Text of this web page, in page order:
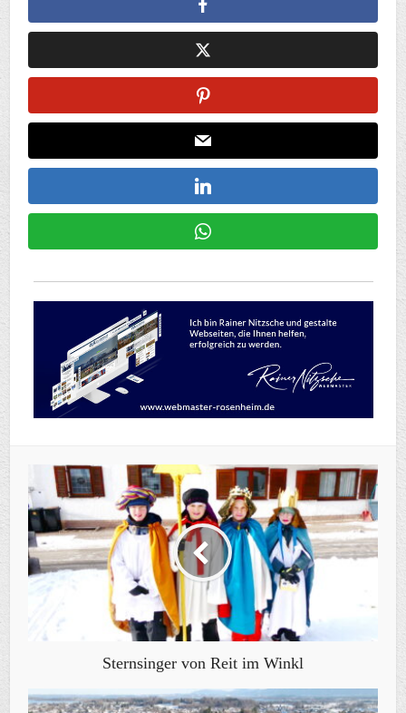
Sternsinger von Reit im Winkl